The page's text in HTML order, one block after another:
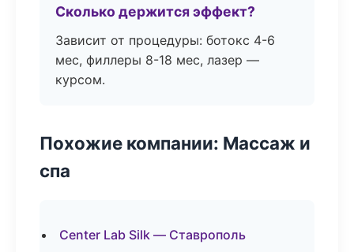
Сколько держится эффект?
Зависит от процедуры: ботокс 4-6
мес, филлеры 8-18 мес, лазер —
курсом.
Похожие компании: Массаж и
спа
Center Lab Silk — Ставрополь